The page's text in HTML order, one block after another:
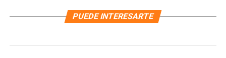
PUEDE INTERESARTE